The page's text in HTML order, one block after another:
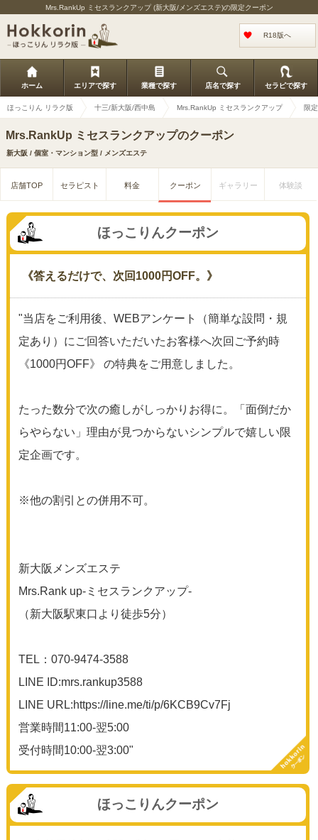
Mrs.RankUp ミセスランクアップ (新大阪/メンズエステ)の限定クーポン
R18版へ
ホーム エリアで探す 業種で探す 店名で探す セラピで探す
ほっこりん リラク版 十三/新大阪/西中島 Mrs.RankUp ミセスランクアップ 限
Mrs.RankUp ミセスランクアップのクーポン
新大阪 / 個室・マンション型 / メンズエステ
店舗TOP セラピスト 料金 クーポン ギャラリー 体験談
ほっこりんクーポン
《答えるだけで、次回1000円OFF。》
"当店をご利用後、WEBアンケート（簡単な設問・規
定あり）にご回答いただいたお客様へ次回ご予約時
《1000円OFF》 の特典をご用意しました。
たった数分で次の癒しがしっかりお得に。「面倒だか
らやらない」理由が見つからないシンプルで嬉しい限
定企画です。
※他の割引との併用不可。
新大阪メンズエステ
Mrs.Rank up-ミセスランクアップ-
（新大阪駅東口より徒歩5分）
TEL：070-9474-3588
LINE ID:mrs.rankup3588
LINE URL:https://line.me/ti/p/6KCB9Cv7Fj
営業時間11:00-翌5:00
受付時間10:00-翌3:00"
ほっこりんクーポン